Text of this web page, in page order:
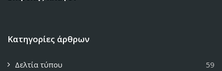
Κατηγορίες άρθρων
Δελτία τύπου 59